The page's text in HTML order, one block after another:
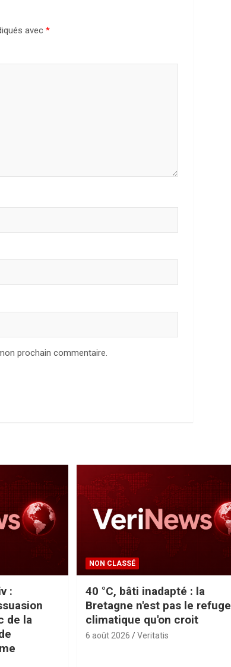
avec *
prochain commentaire.
:
de la
NON CLASSÉ
40 °C, bâti inadapté : la
Bretagne n'est pas le refuge
climatique qu'on croit
6 août 2026 Veritatis